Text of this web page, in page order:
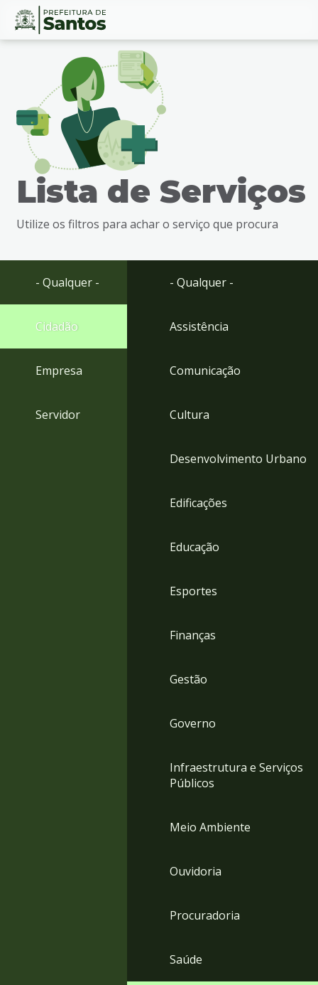
Ir
busca
Ir
rodapé
Conteúdo
Lista de Serviços
Utilize os filtros para achar o serviço que procura
- Qualquer -
Cidadão
Empresa
Servidor
- Qualquer -
Assistência
Comunicação
Cultura
Desenvolvimento Urbano
Edificações
Educação
Esportes
Finanças
Gestão
Governo
Infraestrutura e Serviços
Públicos
Meio Ambiente
Ouvidoria
Procuradoria
Saúde